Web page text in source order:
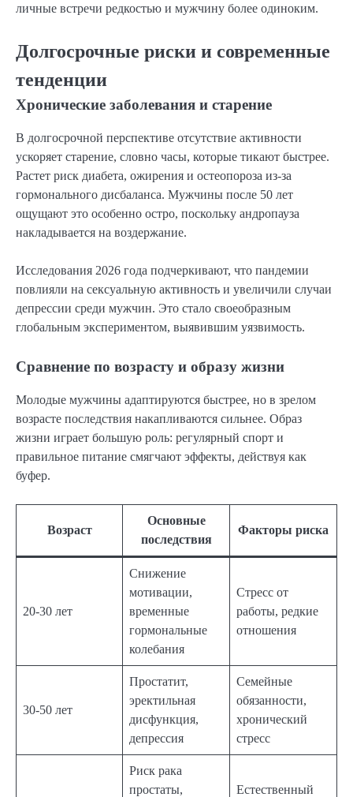
личные встречи редкостью и мужчину более одиноким.
Долгосрочные риски и современные
тенденции
Хронические заболевания и старение
В долгосрочной перспективе отсутствие активности
ускоряет старение, словно часы, которые тикают быстрее.
Растет риск диабета, ожирения и остеопороза из-за
гормонального дисбаланса. Мужчины после 50 лет
ощущают это особенно остро, поскольку андропауза
накладывается на воздержание.
Исследования 2026 года подчеркивают, что пандемии
повлияли на сексуальную активность и увеличили случаи
депрессии среди мужчин. Это стало своеобразным
глобальным экспериментом, выявившим уязвимость.
Сравнение по возрасту и образу жизни
Молодые мужчины адаптируются быстрее, но в зрелом
возрасте последствия накапливаются сильнее. Образ
жизни играет большую роль: регулярный спорт и
правильное питание смягчают эффекты, действуя как
буфер.
Возраст
Основные
последствия
Факторы риска
20-30 лет
Снижение
мотивации,
временные
гормональные
колебания
Стресс от
работы, редкие
отношения
30-50 лет
Простатит,
эректильная
дисфункция,
депрессия
Семейные
обязанности,
хронический
стресс
Риск рака
простаты,
Естественный